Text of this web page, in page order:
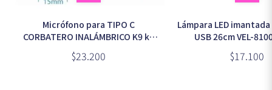
Micrófono para TIPO C
CORBATERO INALÁMBRICO K9 k8
$23.200
Lámpara LED
USB 26cm VEL-81003 (caja
marrón)
$17.100